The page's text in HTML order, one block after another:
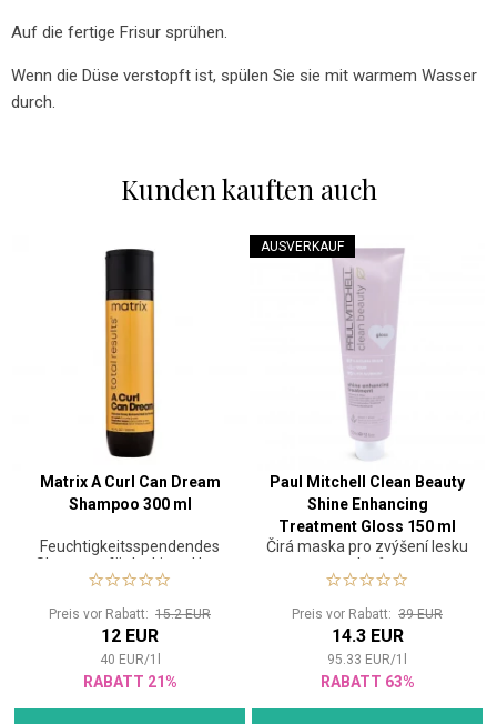
Auf die fertige Frisur sprühen.
Wenn die Düse verstopft ist, spülen Sie sie mit warmem Wasser
durch.
Kunden kauften auch
Matrix A Curl Can Dream
Shampoo 300 ml
Feuchtigkeitsspendendes
Shampoo für lockiges Haar
Preis vor Rabatt: 15.2 EUR
12 EUR
40 EUR/1
RABATT 21%
AUSVERKAUF
Paul Mitchell Clean Beauty
Shine Enhancing
Treatment Gloss 150 ml
Čirá maska pro zvýšení lesku
vlasů
Preis vor Rabatt: 39 EUR
14.3 EUR
95.33 EUR/1
RABATT 63%